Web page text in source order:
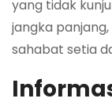
yang tidak
jangka
sahabat setia